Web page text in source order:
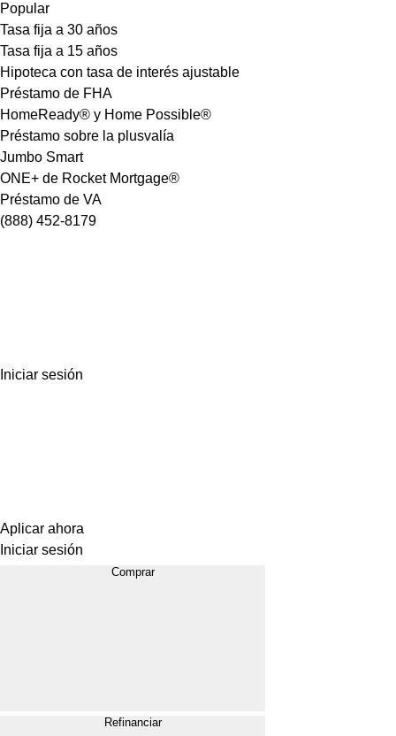
Popular
Tasa fija a 30 años
Tasa fija a 15 años
Hipoteca con tasa de interés ajustable
Préstamo de FHA
HomeReady® y Home Possible®
Préstamo sobre la plusvalía
Jumbo Smart
ONE+ de Rocket Mortgage®
Préstamo de VA
(888) 452-8179
Iniciar sesión
Aplicar ahora
Iniciar sesión
Comprar
Refinanciar